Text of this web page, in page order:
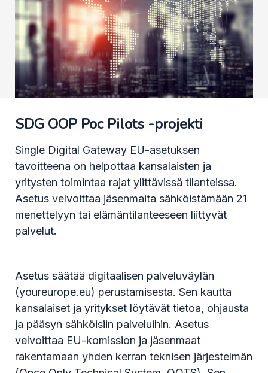
SDG OOP Poc Pilots -projekti
Single Digital Gateway EU-asetuksen
tavoitteena on helpottaa kansalaisten ja
yritysten toimintaa rajat ylittävissä tilanteissa.
Asetus velvoittaa jäsenmaita sähköistämään 21
menettelyyn tai elämäntilanteeseen liittyvät
palvelut.
Asetus säätää digitaalisen palveluväylän
(youreurope.eu) perustamisesta. Sen kautta
kansalaiset ja yritykset löytävät tietoa, ohjausta
ja pääsyn sähköisiin palveluihin. Asetus
velvoittaa EU-komission ja jäsenmaat
rakentamaan yhden kerran teknisen järjestelmän